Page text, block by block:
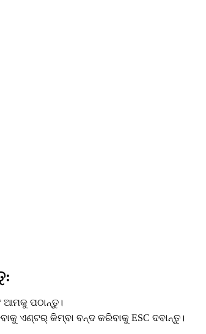
ଆମକୁ ପଠାନ୍ତୁ।
ଏଣ୍ଟର୍ କିମ୍ବା ବନ୍ଦ କରିବାକୁ ESC ଦବାନ୍ତୁ।